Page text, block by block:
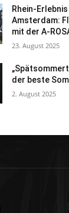
Rhein-
Amsterdam:
mit der A-
23. August 2025
der beste
2. August 2025